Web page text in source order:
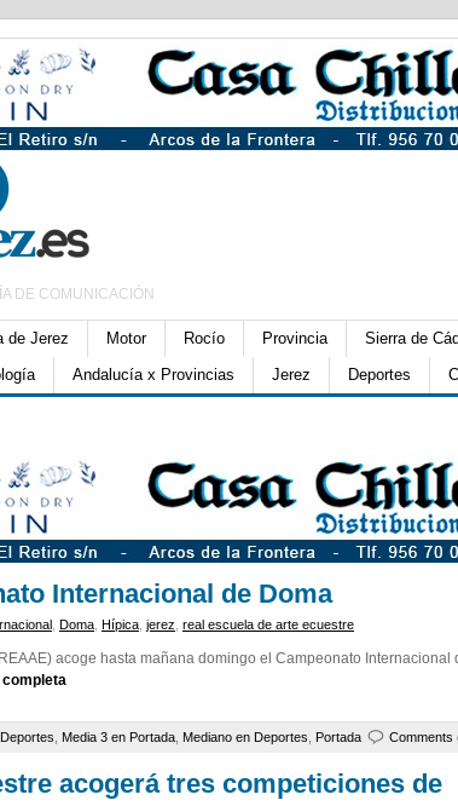
DE COMUNICACIÓN
de Jerez Motor Rocío Provincia Sierra de
Andalucía x Provincias Jerez Deportes
Internacional de Doma
Doma Hípica jerez real escuela de arte ecuestre
acoge hasta mañana domingo el Campeonato Internacional
completa
Media 3 en Portada Mediano en Deportes Portada Comments
acogerá tres competiciones de